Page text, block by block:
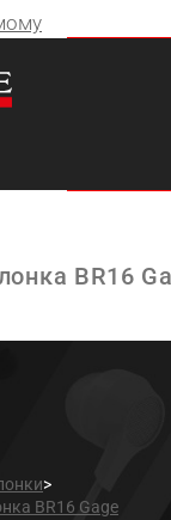
BR16
>
BR16 Gage